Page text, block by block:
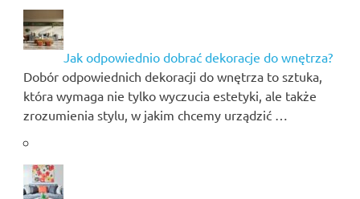
Jak odpowiednio dobrać dekoracje do wnętrza?
Dobór odpowiednich dekoracji do wnętrza to sztuka,
która wymaga nie tylko wyczucia estetyki, ale także
zrozumienia stylu, w jakim chcemy urządzić …